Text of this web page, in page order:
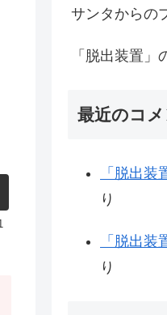
サンタからの
「脱出装置」
最近のコメ
「脱出
り
「脱出
り